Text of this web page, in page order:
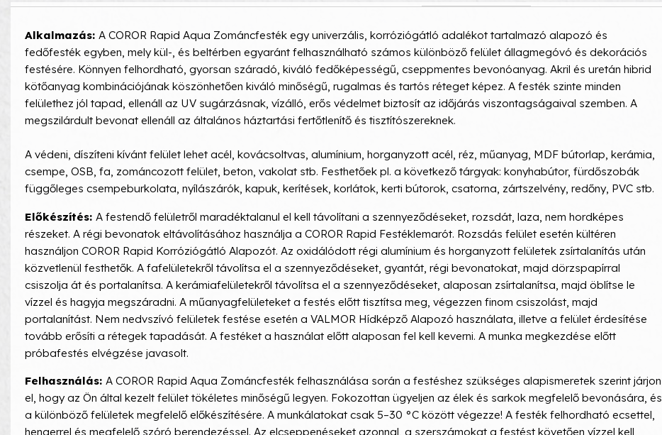
Alkalmazás: A COROR Rapid Aqua Zománcfesték egy univerzális, korróziógátló adalékot tartalmazó alapozó és
fedőfesték egyben, mely kül-, és beltérben egyaránt felhasználható számos különböző felület állagmegóvó és dekorációs
festésére. Könnyen felhordható, gyorsan száradó, kiváló fedőképességű, cseppmentes bevonóanyag. Akril és uretán hibrid
kötőanyag kombinációjának köszönhetően kiváló minőségű, rugalmas és tartós réteget képez. A festék szinte minden
felülethez jól tapad, ellenáll az UV sugárzásnak, vízálló, erős védelmet biztosít az időjárás viszontagságaival szemben. A
megszilárdult bevonat ellenáll az általános háztartási fertőtlenítő és tisztítószereknek.
A védeni, díszíteni kívánt felület lehet acél, kovácsoltvas, alumínium, horganyzott acél, réz, műanyag, MDF bútorlap, kerámia,
csempe, OSB, fa, zománcozott felület, beton, vakolat stb. Festhetőek pl. a következő tárgyak: konyhabútor, fürdőszobák
függőleges csempeburkolata, nyílászárók, kapuk, kerítések, korlátok, kerti bútorok, csatorna, zártszelvény, redőny, PVC stb.
Előkészítés: A festendő felületről maradéktalanul el kell távolítani a szennyeződéseket, rozsdát, laza, nem hordképes
részeket. A régi bevonatok eltávolításához használja a COROR Rapid Festéklemarót. Rozsdás felület esetén kültéren
használjon COROR Rapid Korróziógátló Alapozót. Az oxidálódott régi alumínium és horganyzott felületek zsírtalanítás után
közvetlenül festhetők. A fafelületekről távolítsa el a szennyeződéseket, gyantát, régi bevonatokat, majd dörzspapírral
csiszolja át és portalanítsa. A kerámiafelületekről távolítsa el a szennyeződéseket, alaposan zsírtalanítsa, majd öblítse le
vízzel és hagyja megszáradni. A műanyagfelületeket a festés előtt tisztítsa meg, végezzen finom csiszolást, majd
portalanítást. Nem nedvszívó felületek festése esetén a VALMOR Hídképző Alapozó használata, illetve a felület érdesítése
tovább erősíti a rétegek tapadását. A festéket a használat előtt alaposan fel kell keverni. A munka megkezdése előtt
próbafestés elvégzése javasolt.
Felhasználás: A COROR Rapid Aqua Zománcfesték felhasználása során a festéshez szükséges alapismeretek szerint járjon
el, hogy az Ön által kezelt felület tökéletes minőségű legyen. Fokozottan ügyeljen az élek és sarkok megfelelő bevonására, és
a különböző felületek megfelelő előkészítésére. A munkálatokat csak 5–30 °C között végezze! A festék felhordható ecsettel,
hengerrel és megfelelő szóró berendezéssel. Az elcseppenéseket azonnal, a szerszámokat a festést követően vízzel kell